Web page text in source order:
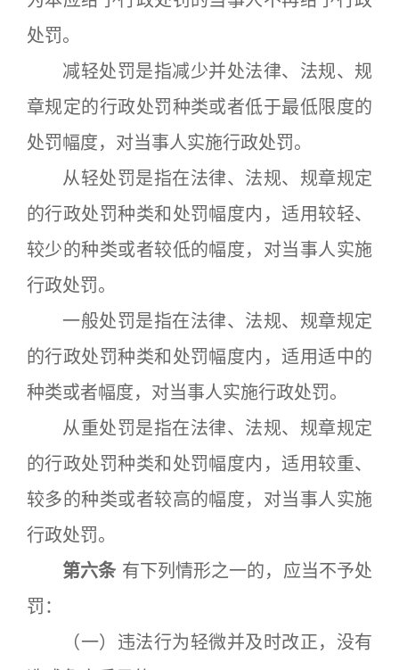
处罚。
减轻处罚是指减少并处法律、法规、规
章规定的行政处罚种类或者低于最低限度的
处罚幅度，对当事人实施行政处罚。
从轻处罚是指在法律、法规、规章规定
的行政处罚种类和处罚幅度内，适用较轻、
较少的种类或者较低的幅度，对当事人实施
行政处罚。
一般处罚是指在法律、法规、规章规定
的行政处罚种类和处罚幅度内，适用适中的
种类或者幅度，对当事人实施行政处罚。
从重处罚是指在法律、法规、规章规定
的行政处罚种类和处罚幅度内，适用较重、
较多的种类或者较高的幅度，对当事人实施
行政处罚。
第六条 有下列情形之一的，应当不予处
罚：
（一）违法行为轻微并及时改正，没有